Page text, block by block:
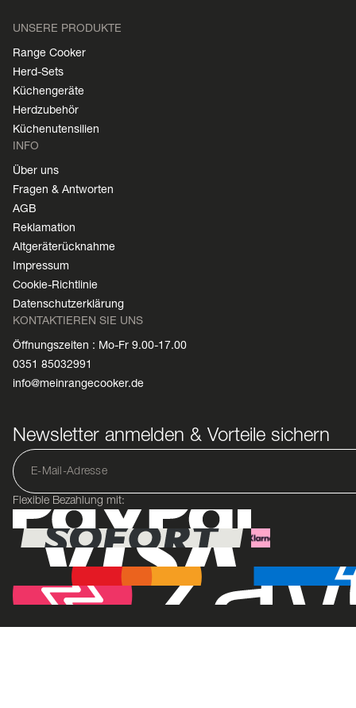
UNSERE PRODUKTE
Range Cooker
Herd-Sets
Küchengeräte
Herdzubehör
Küchenutensilien
INFO
Über uns
Fragen & Antworten
AGB
Reklamation
Altgeräterücknahme
Impressum
Cookie-Richtlinie
Datenschutzerklärung
KONTAKTIEREN SIE UNS
Öffnungszeiten : Mo-Fr 9.00-17.00
0351 85032991
info@meinrangecooker.de
Newsletter anmelden & Vorteile sichern
Flexible Bezahlung mit: